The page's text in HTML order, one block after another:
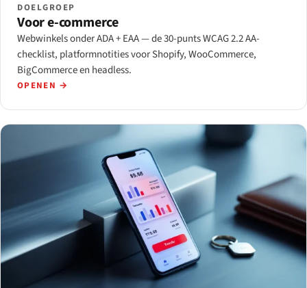
DOELGROEP
Voor e-commerce
Webwinkels onder ADA + EAA — de 30-punts WCAG 2.2 AA-
checklist, platformnotities voor Shopify, WooCommerce,
BigCommerce en headless.
OPENEN →